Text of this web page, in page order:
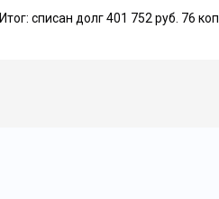
Итог: списан долг 401 752 руб. 76 коп.